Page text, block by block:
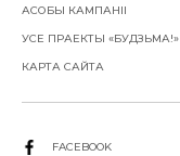
АСОБЫ КАМПАНІІ
УСЕ ПРАЕКТЫ «БУДЗЬМА!»
КАРТА САЙТА
FACEBOOK